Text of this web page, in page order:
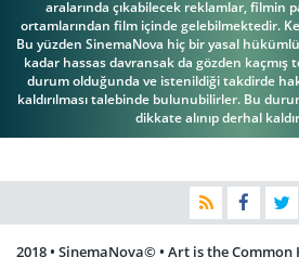
aralarında çıkabilecek reklamlar, filmin
ortamlarından film içinde gelebilmektedir.
Bu yüzden SinemaNova hiç bir yasal
kadar hassas davransak da gözden
durum olduğunda ve istenildiği takdirde
kaldırılması talebinde bulunubilirler. Bu
dikkate alınıp derhal
2018 • SinemaNova© • Art is the